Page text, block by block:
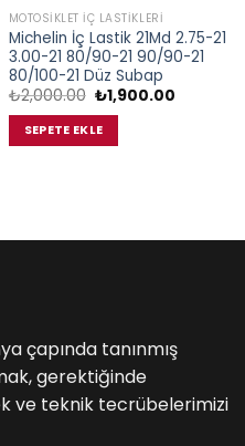
MOTOSIKLET İÇ LASTIKLERI
Michelin İç Lastik 21Md 2.75-21
3.00-21 80/90-21 90/90-21
80/100-21 Düz Subap
₺2,000.00 Orijinal
fiyat:
₺2,000.00.
₺1,900.00Şu
SEPETE EKLE
çapında tanınmış
gerektiğinde
ve teknik tecrübelerimizi